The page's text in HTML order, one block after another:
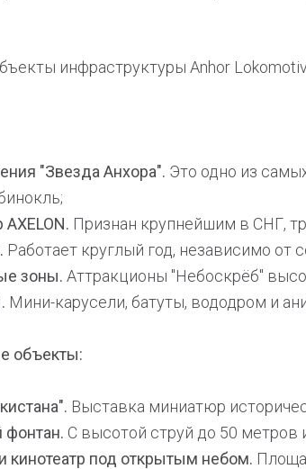
инфраструктуры Anhor
"Звезда Анхора". Это одно из
AXELON. Признан крупнейшим в СНГ,
Работает круглый год, независимо
зоны. Аттракционы "Небоскрёб"
Мини-карусели, батуты, вододром и
объекты:
Выставка миниатюр
С высотой струй до 50
кинотеатр под открытым небом.